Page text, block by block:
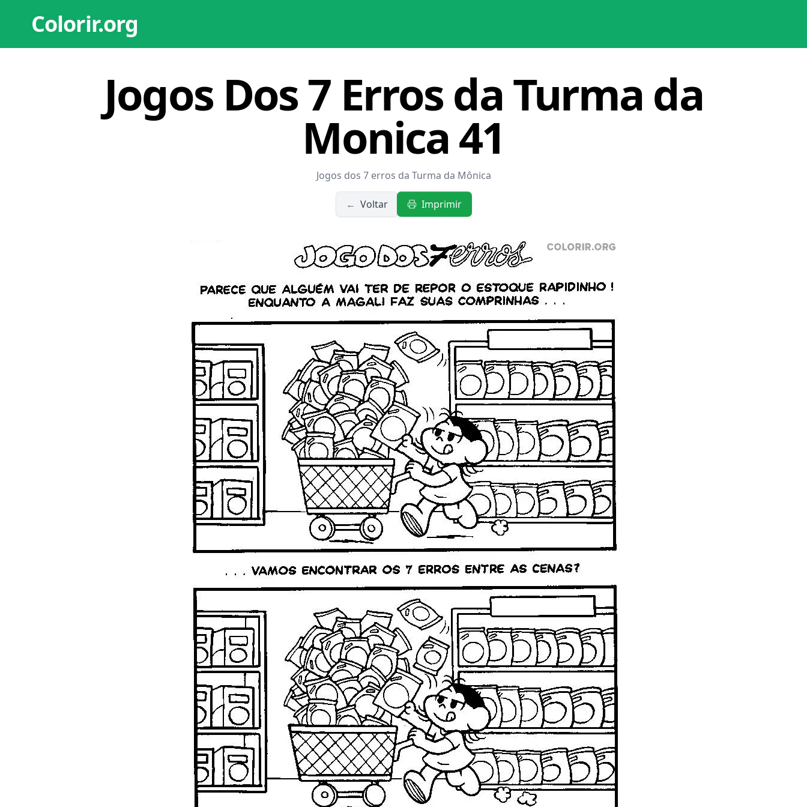
Colorir.org
Jogos Dos 7 Erros da Turma da
Monica 41
Jogos dos 7 erros da Turma da Mônica
← Voltar Imprimir